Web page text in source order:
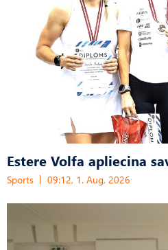
Estere Volfa apliecina
Sports 09:12, 1. Aug, 2026